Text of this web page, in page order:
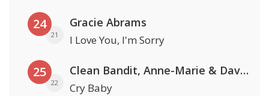
24
21
Gracie Abrams
I Love You, I'm Sorry
25
22
Clean Bandit, Anne-Marie & David Guetta
Cry Baby